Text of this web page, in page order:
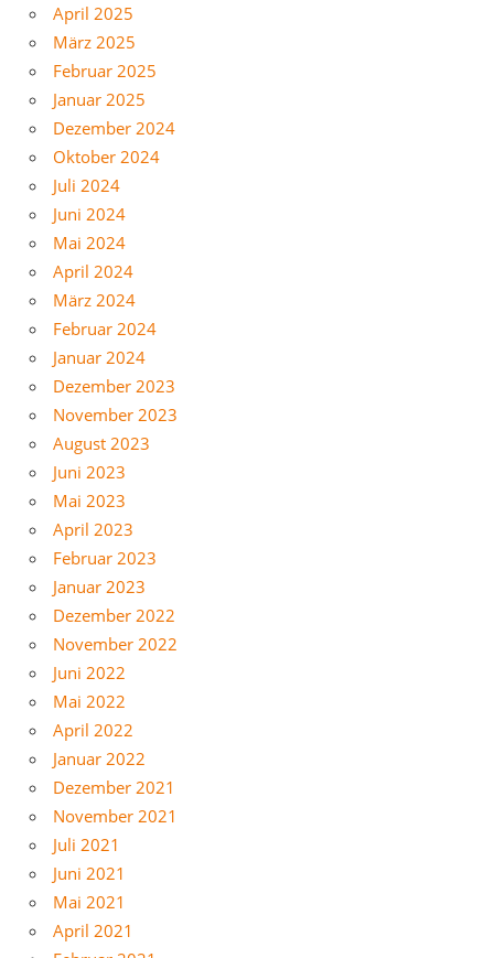
April 2025
März 2025
Februar 2025
Januar 2025
Dezember 2024
Oktober 2024
Juli 2024
Juni 2024
Mai 2024
April 2024
März 2024
Februar 2024
Januar 2024
Dezember 2023
November 2023
August 2023
Juni 2023
Mai 2023
April 2023
Februar 2023
Januar 2023
Dezember 2022
November 2022
Juni 2022
Mai 2022
April 2022
Januar 2022
Dezember 2021
November 2021
Juli 2021
Juni 2021
Mai 2021
April 2021